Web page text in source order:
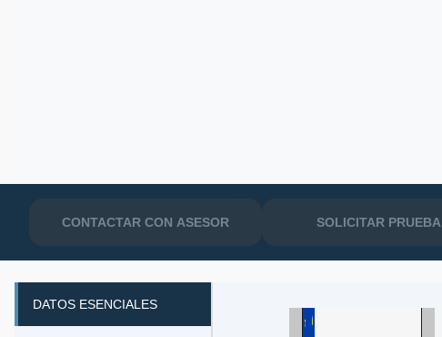
CONTACTAR CON ASESOR SOLICITAR PRUEBA
DATOS ESENCIALES